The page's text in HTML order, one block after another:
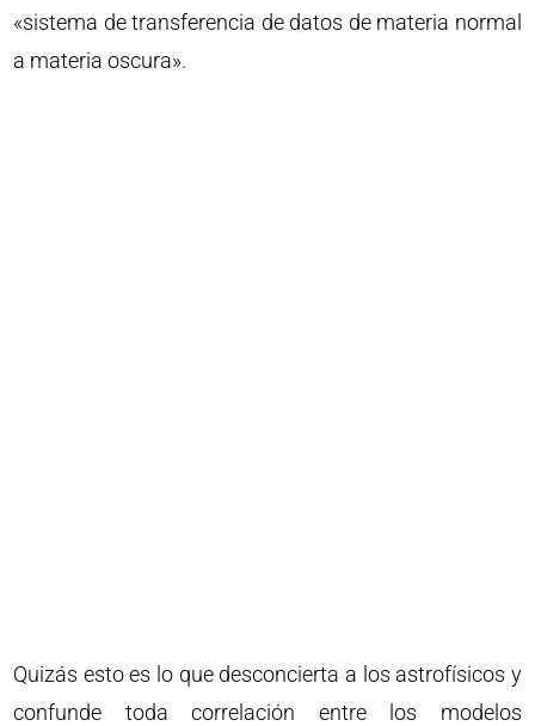
«sistema de transferencia de datos de materia normal
a materia oscura».
Quizás esto es lo que desconcierta a los astrofísicos y
confunde toda correlación entre los modelos